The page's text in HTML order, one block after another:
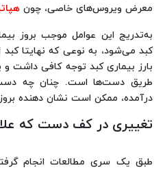
معرض ویروس‌های خاصی، چون
به‌تدریج این عوامل موجب بروز
کبد می‌شود، به نوعی که نهایتا کبد
بارز بیماری کبد توجه کافی داشت
طریق دست‌ها است. چنان چه
درآمده، ممکن است نشان دهنده
تغییری در کف دست که
طبق یک سری مطالعات انجام